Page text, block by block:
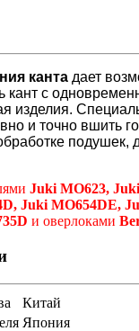
канта дает
кант с
изделия.
и точно вшить
подушек,
Juki MO623,
Juki MO654DE,
и оверлоками
Китай
Япония